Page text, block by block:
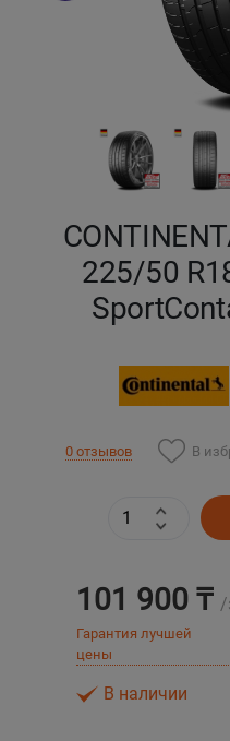
225/50
0 отзывов В
101 900 ₸ /
Гарантия лучшей
цены
В наличии
Кызылорда
Петропавловск
Талдыкорган
Усть-Каменогорск
Шымкент
Экибастуз